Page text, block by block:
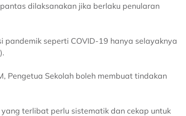
dilaksanakan jika berlaku penularan
seperti COVID-19 hanya selayaknya
Pengetua Sekolah boleh membuat tindakan
terlibat perlu sistematik dan cekap untuk